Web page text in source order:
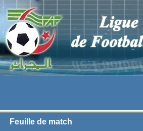
Feuille de match